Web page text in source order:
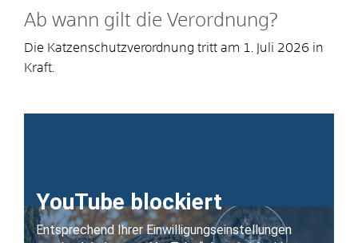
Ab wann gilt die Verordnung?
Die Katzenschutzverordnung tritt am 1. Juli 2026 in
Kraft.